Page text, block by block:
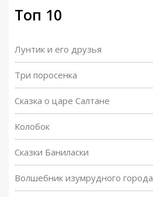
Топ 10
Лунтик и его друзья
Три поросенка
Сказка о царе Салтане
Колобок
Сказки Баниласки
Волшебник изумрудного города